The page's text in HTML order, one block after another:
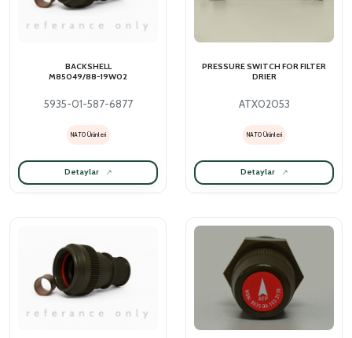
BACKSHELL
M85049/88-19W02
5935-01-587-6877
NATO Ürünleri
Detaylar
PRESSURE SWITCH FOR FILTER
DRIER
ATX02053
NATO Ürünleri
Detaylar